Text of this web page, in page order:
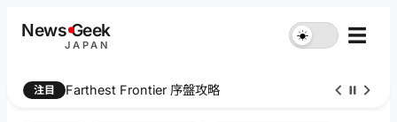
NewsGeek
JAPAN
☀︎ ☰
注目 Farthest Frontier 序盤攻略